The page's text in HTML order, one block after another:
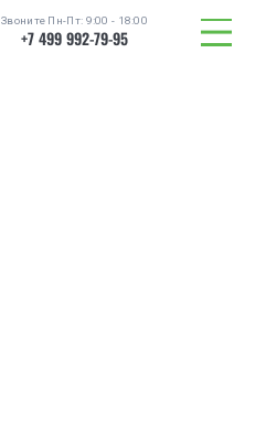
Звоните Пн-Пт: 9:00 - 18:00
+7 499 992-79-95